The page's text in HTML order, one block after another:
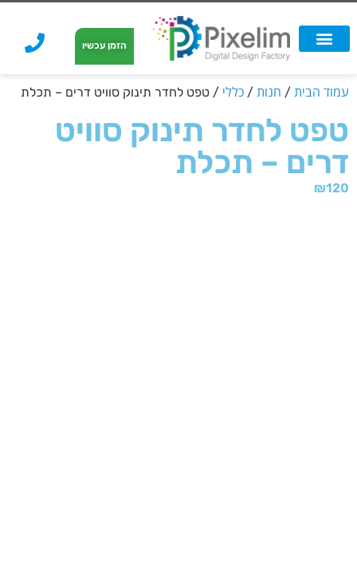
הזמן עכשיו
עמוד הבית / חנות / כללי / טפט לחדר תינוק סוויט דרים – תכלת
טפט לחדר תינוק סוויט
דרים – תכלת
₪120